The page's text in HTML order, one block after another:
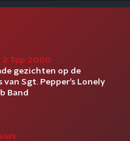
2 Top 2000
gezichten op de
van Sgt. Pepper’s Lonely
Band